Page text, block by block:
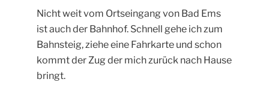
Nicht weit vom Ortseingang von Bad Ems
ist auch der Bahnhof. Schnell gehe ich zum
Bahnsteig, ziehe eine Fahrkarte und schon
kommt der Zug der mich zurück nach Hause
bringt.